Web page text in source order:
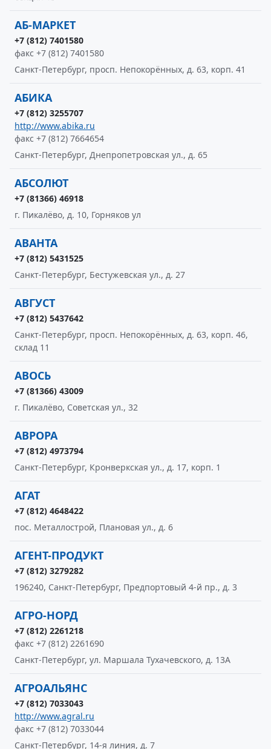
АБ-МАРКЕТ
+7 (812) 7401580
факс +7 (812) 7401580
Санкт-Петербург, просп. Непокорённых, д. 63, корп. 41
АБИКА
+7 (812) 3255707
http://www.abika.ru
факс +7 (812) 7664654
Санкт-Петербург, Днепропетровская ул., д. 65
АБСОЛЮТ
+7 (81366) 46918
г. Пикалёво, д. 10, Горняков ул
АВАНТА
+7 (812) 5431525
Санкт-Петербург, Бестужевская ул., д. 27
АВГУСТ
+7 (812) 5437642
Санкт-Петербург, просп. Непокорённых, д. 63, корп. 46,
склад 11
АВОСЬ
+7 (81366) 43009
г. Пикалёво, Советская ул., 32
АВРОРА
+7 (812) 4973794
Санкт-Петербург, Кронверкская ул., д. 17, корп. 1
АГАТ
+7 (812) 4648422
пос. Металлострой, Плановая ул., д. 6
АГЕНТ-ПРОДУКТ
+7 (812) 3279282
196240, Санкт-Петербург, Предпортовый 4-й пр., д. 3
АГРО-НОРД
+7 (812) 2261218
факс +7 (812) 2261690
Санкт-Петербург, ул. Маршала Тухачевского, д. 13А
АГРОАЛЬЯНС
+7 (812) 7033043
http://www.agral.ru
факс +7 (812) 7033044
Санкт-Петербург, 14-я линия, д. 7